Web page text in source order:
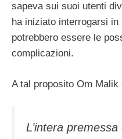
sapeva sui suoi utenti
ha iniziato interrogarsi
potrebbero essere le
complicazioni.
A tal proposito Om Malik
L’intera